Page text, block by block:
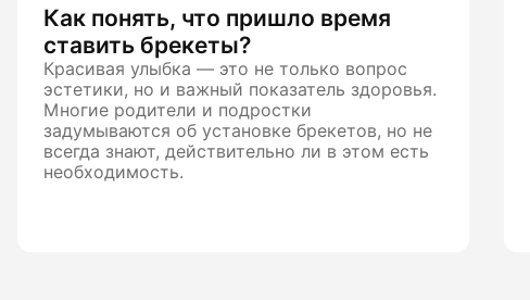
Как понять, что пришло время
ставить брекеты?
Красивая улыбка — это не только вопрос
эстетики, но и важный показатель здоровья.
Многие родители и подростки
задумываются об установке брекетов, но не
всегда знают, действительно ли в этом есть
необходимость.